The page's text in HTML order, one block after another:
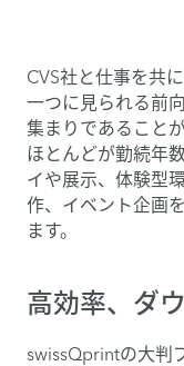
CVS社と仕事を共
一つに見られる前
集まりであること
ほとんどが勤続年
イや展示、体験型
作、イベント企画
ます。
高効率、ダ
swissQprintの大判